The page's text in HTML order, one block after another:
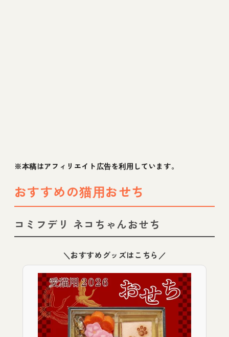
※本稿はアフィリエイト広告を利用しています。
おすすめの猫用おせち
コミフデリ ネコちゃんおせち
＼おすすめグッズはこちら／